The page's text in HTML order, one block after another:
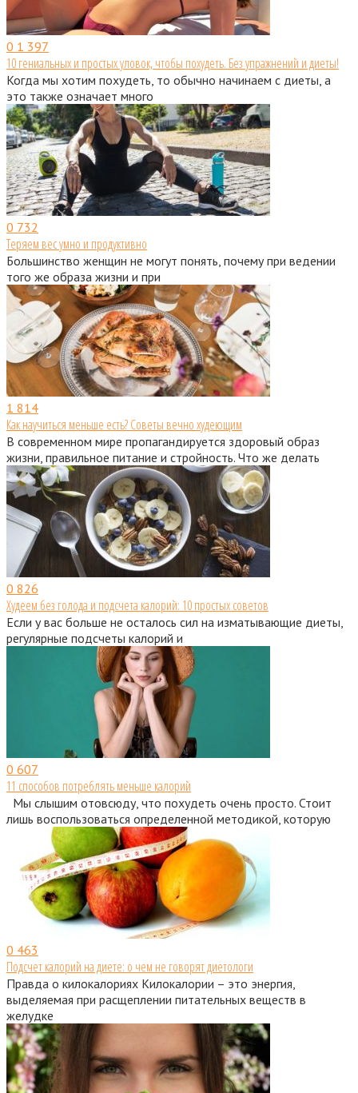
0 1 397
10 гениальных и простых уловок, чтобы похудеть. Без упражнений и диеты!
Когда мы хотим похудеть, то обычно начинаем с диеты, а
это также означает много
0 732
Теряем вес умно и продуктивно
Большинство женщин не могут понять, почему при ведении
того же образа жизни и при
1 814
Как научиться меньше есть? Советы вечно худеющим
В современном мире пропагандируется здоровый образ
жизни, правильное питание и стройность. Что же делать
0 826
Худеем без голода и подсчета калорий: 10 простых советов
Если у вас больше не осталось сил на изматывающие диеты,
регулярные подсчеты калорий и
0 607
11 способов потреблять меньше калорий
Мы слышим отовсюду, что похудеть очень просто. Стоит
лишь воспользоваться определенной методикой, которую
0 463
Подсчет калорий на диете: о чем не говорят диетологи
Правда о килокалориях Килокалории – это энергия,
выделяемая при расщеплении питательных веществ в
желудке